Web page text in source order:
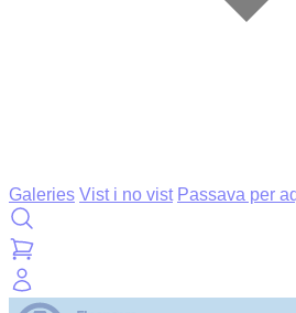
Galeries Vist i no vist Passava per